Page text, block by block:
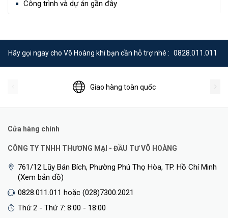
Công trình và dự án gần đây
Hãy gọi ngay cho Võ Hoàng khi bạn cần hỗ trợ nhé : 0828.011.011
Giao hàng toàn quốc
Cửa hàng chính
CÔNG TY TNHH THƯƠNG MẠI - ĐẦU TƯ VÕ HOÀNG
761/12 Lũy Bán Bích, Phường Phú Thọ Hòa, TP. Hồ Chí Minh
(Xem bản đồ)
0828.011.011 hoặc (028)7300.2021
Thứ 2 - Thứ 7: 8:00 - 18:00